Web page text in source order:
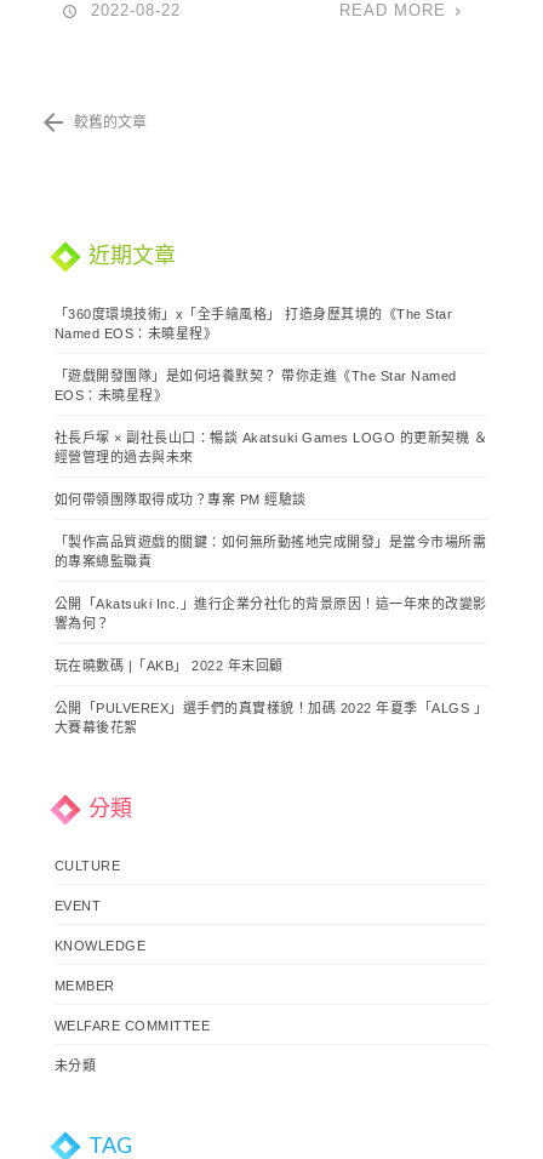
2022-08-22 READ MORE
導
覽
較舊的文章
近期文章
「360度環境技術」x「全手繪風格」 打造身歷其境的《The Star
Named EOS：未曉星程》
「遊戲開發團隊」是如何培養默契？ 帶你走進《The Star Named
EOS：未曉星程》
社長戶塚 × 副社長山口：暢談 Akatsuki Games LOGO 的更新契機 ＆
經營管理的過去與未來
如何帶領團隊取得成功？專案 PM 經驗談
「製作高品質遊戲的關鍵：如何無所動搖地完成開發」是當今市場所需
的專案總監職責
公開「Akatsuki Inc.」進行企業分社化的背景原因！這一年來的改變影
響為何？
玩在曉數碼 |「AKB」 2022 年末回顧
公開「PULVEREX」選手們的真實樣貌！加碼 2022 年夏季「ALGS 」
大賽幕後花絮
分類
CULTURE
EVENT
KNOWLEDGE
MEMBER
WELFARE COMMITTEE
未分類
TAG